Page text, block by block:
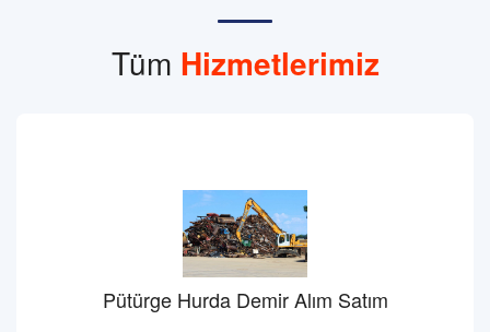
Tüm Hizmetlerimiz
Pütürge Hurda Demir Alım Satım